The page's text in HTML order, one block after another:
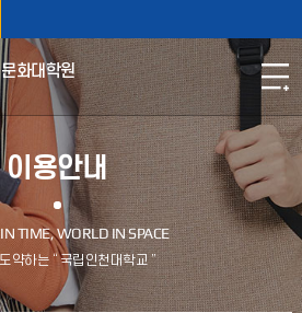
문화대학원
이용안내